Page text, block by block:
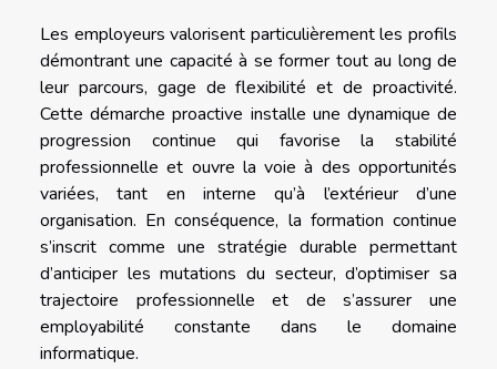
Les employeurs valorisent particulièrement les profils
démontrant une capacité à se former tout au long de
leur parcours, gage de flexibilité et de proactivité.
Cette démarche proactive installe une dynamique de
progression continue qui favorise la stabilité
professionnelle et ouvre la voie à des opportunités
variées, tant en interne qu’à l’extérieur d’une
organisation. En conséquence, la formation continue
s’inscrit comme une stratégie durable permettant
d’anticiper les mutations du secteur, d’optimiser sa
trajectoire professionnelle et de s’assurer une
employabilité constante dans le domaine
informatique.